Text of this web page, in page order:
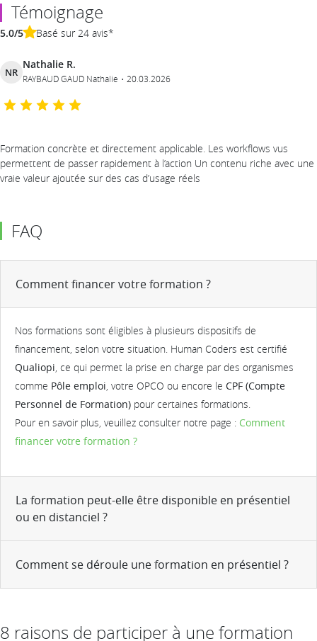
Témoignage
5.0/5 Basé sur 24 avis*
NR
Nathalie R.
RAYBAUD GAUD Nathalie 20.03.2026
Formation concrète et directement applicable. Les workflows vus
permettent de passer rapidement à l’action Un contenu riche avec une
vraie valeur ajoutée sur des cas d’usage réels
FAQ
Comment financer votre formation ?
Nos formations sont éligibles à plusieurs dispositifs de
financement, selon votre situation. Human Coders est certifié
Qualiopi, ce qui permet la prise en charge par des organismes
comme Pôle emploi, votre OPCO ou encore le CPF (Compte
Personnel de Formation) pour certaines formations.
Pour en savoir plus, veuillez consulter notre page : Comment
financer votre formation ?
La formation peut-elle être disponible en présentiel
ou en distanciel ?
Comment se déroule une formation en présentiel ?
8 raisons de participer à une formation